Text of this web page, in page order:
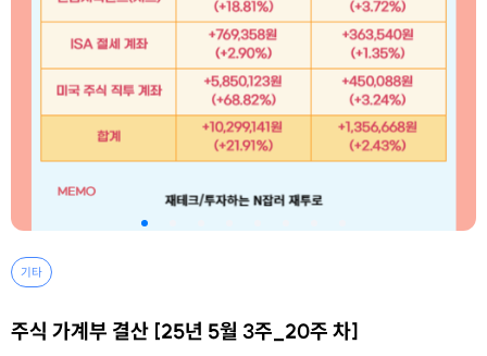
기타
주식 가계부 결산 [25년 5월 3주_20주 차]